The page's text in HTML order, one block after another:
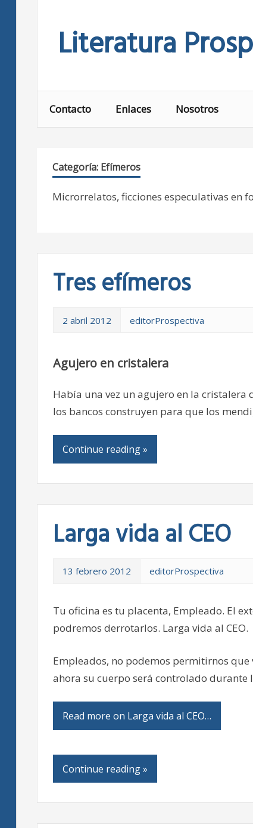
Literatura
Contacto Enlaces Nosotros
Categoría: Efímeros
Microrrelatos, ficciones especulativas en
Tres efímeros
2 abril 2012 editorProspectiva
Agujero en cristalera
Había una vez un agujero en la cristalera
los bancos construyen para que los
Continue reading »
Larga vida al CEO
13 febrero 2012 editorProspectiva
Tu oficina es tu placenta, Empleado. El
podremos derrotarlos. Larga vida al CEO.
Empleados, no podemos permitirnos
ahora su cuerpo será controlado durante
Read more on Larga vida al CEO…
Continue reading »